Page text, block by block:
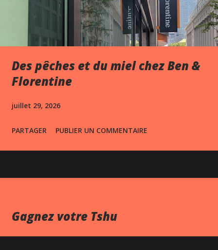
Des pêches et du miel chez Ben &
Florentine
juillet 29, 2026
PARTAGER PUBLIER UN COMMENTAIRE
Gagnez votre Tshu